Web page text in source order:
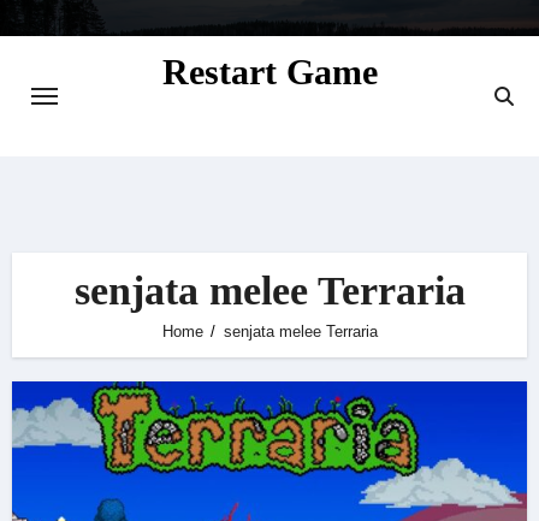
Restart Game
senjata melee Terraria
Home senjata melee Terraria